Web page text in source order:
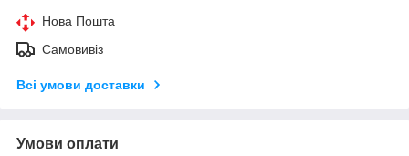
Нова Пошта
Самовивіз
Всі умови доставки
Умови оплати